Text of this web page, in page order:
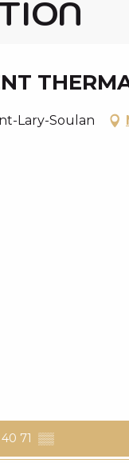
Lary-Soulan
71 ▒▒